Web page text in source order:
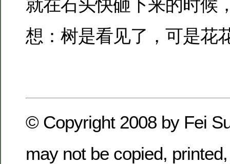
就在石头快砸下来的时候
想：树是看见了，可是花
© Copyright 2008 by Fei
may not be copied,